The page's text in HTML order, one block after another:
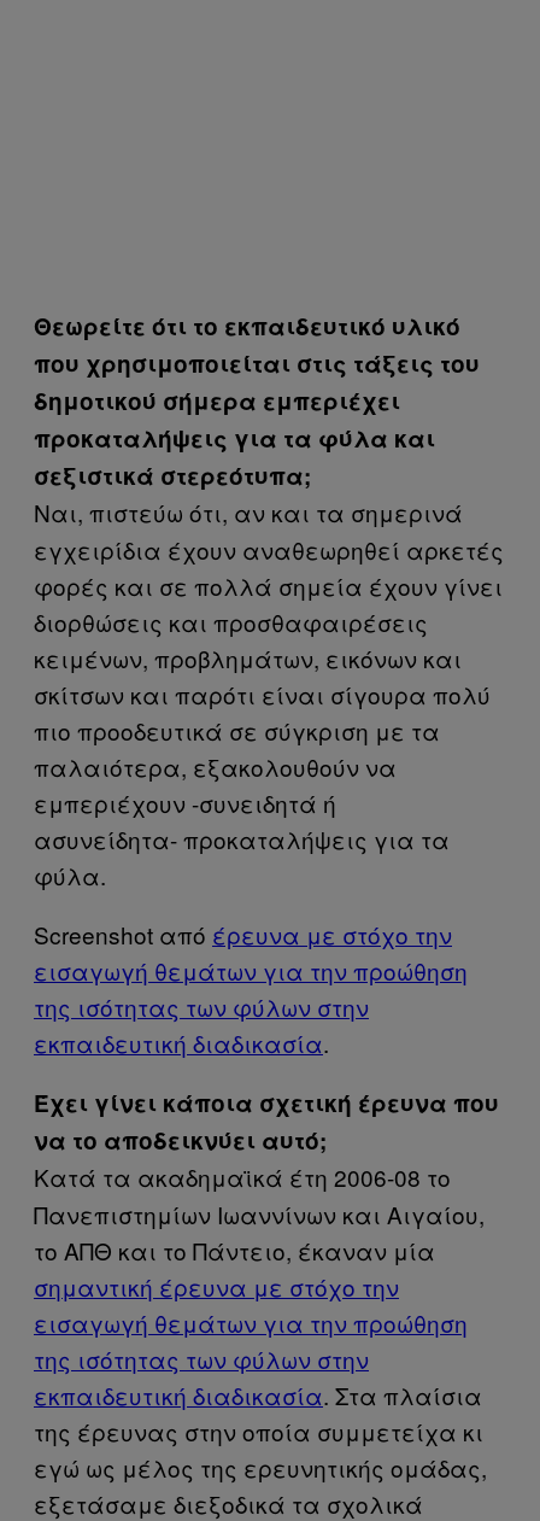
Θεωρείτε ότι το εκπαιδευτικό υλικό
που χρησιμοποιείται στις τάξεις του
δημοτικού σήμερα εμπεριέχει
προκαταλήψεις για τα φύλα και
σεξιστικά στερεότυπα;
Ναι, πιστεύω ότι, αν και τα σημερινά
εγχειρίδια έχουν αναθεωρηθεί αρκετές
φορές και σε πολλά σημεία έχουν γίνει
διορθώσεις και προσθαφαιρέσεις
κειμένων, προβλημάτων, εικόνων και
σκίτσων και παρότι είναι σίγουρα πολύ
πιο προοδευτικά σε σύγκριση με τα
παλαιότερα, εξακολουθούν να
εμπεριέχουν -συνειδητά ή
ασυνείδητα- προκαταλήψεις για τα
φύλα.
Screenshot από έρευνα με στόχο την
εισαγωγή θεμάτων για την προώθηση
της ισότητας των φύλων στην
εκπαιδευτική διαδικασία.
Έχει γίνει κάποια σχετική έρευνα που
να το αποδεικνύει αυτό;
Κατά τα ακαδημαϊκά έτη 2006-08 το
Πανεπιστημίων Ιωαννίνων και Αιγαίου,
το ΑΠΘ και το Πάντειο, έκαναν μία
σημαντική έρευνα με στόχο την
εισαγωγή θεμάτων για την προώθηση
της ισότητας των φύλων στην
εκπαιδευτική διαδικασία. Στα πλαίσια
της έρευνας στην οποία συμμετείχα κι
εγώ ως μέλος της ερευνητικής ομάδας,
εξετάσαμε διεξοδικά τα σχολικά